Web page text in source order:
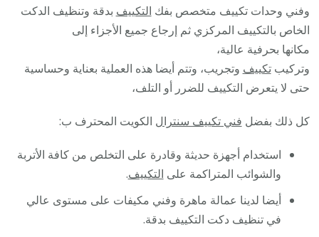
وفني وحدات تكييف متخصص بفك التكييف بدقة وتنظيف الدكت
الخاص بالتكييف المركزي ثم إرجاع جميع الأجزاء إلى
مكانها بحرفية عالية،
وتركيبتكييف وتجريب، وتتم أيضا هذه العملية بعناية وحساسية
حتى لا يتعرض التكييف للضرر أو التلف،
كل ذلك بفضل فني تكييف سنترال الكويت المحترف ب:
استخدام أجهزة حديثة وقادرة على التخلص من كافة الأتربة
والشوائب المتراكمة على التكييف.
أيضا لدينا عمالة ماهرة وفني مكيفات على مستوى عالي
في تنظيف دكت التكييف بدقة.